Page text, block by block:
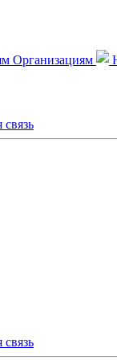
Организациям
связь
связь